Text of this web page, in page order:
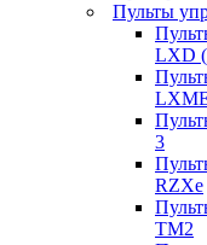
Пульты
LXD
3
RZXe
TM2